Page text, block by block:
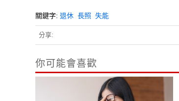
關鍵字: 退休 長照 失能
分享:
你可能會喜歡